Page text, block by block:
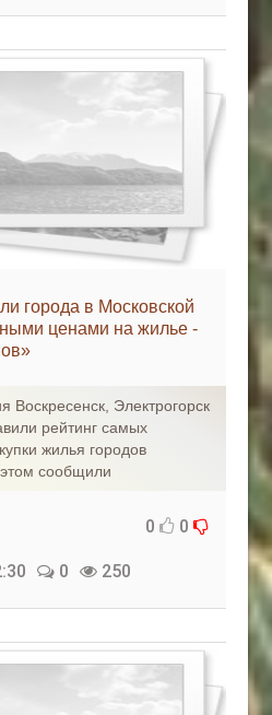
города в Московской
ценами на жилье -
Воскресенск, Электрогорск
рейтинг самых
жилья городов
сообщили
0 0
0 250